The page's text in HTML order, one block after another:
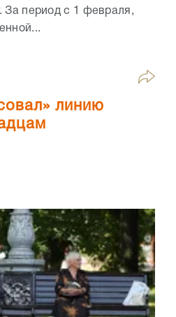
За период с 1 февраля,
линию